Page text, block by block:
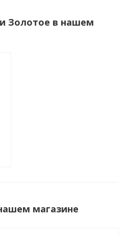
Золотое в нашем
магазине